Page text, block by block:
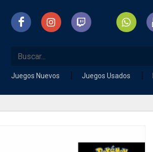
Juegos Nuevos Juegos Usados